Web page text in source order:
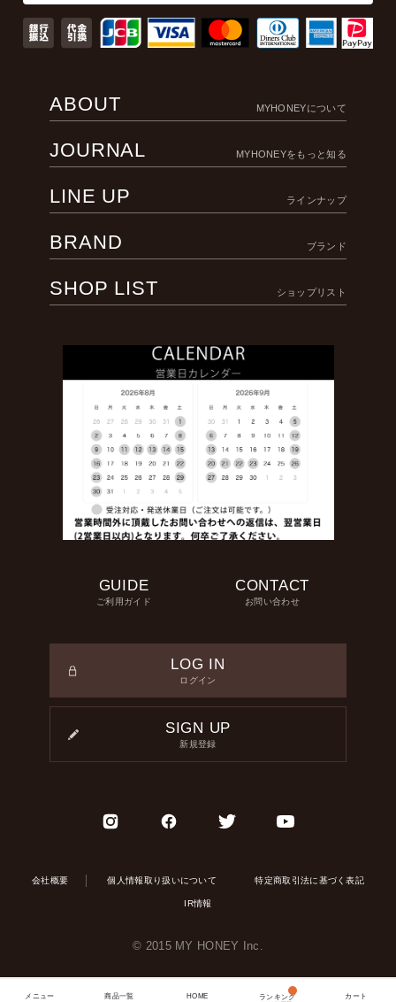
メニュー 商品一覧 HOME ランキング カート
ABOUT MYHONEYについて
JOURNAL MYHONEYをもっと知る
LINE UP ラインナップ
BRAND ブランド
SHOP LIST ショップリスト
GUIDE
ご利用ガイド
CONTACT
お問い合わせ
LOG IN
ログイン
SIGN UP
新規登録
会社概要 個人情報取り扱いについて 特定商取引法に基づく表記
IR情報
© 2015 MY HONEY Inc.